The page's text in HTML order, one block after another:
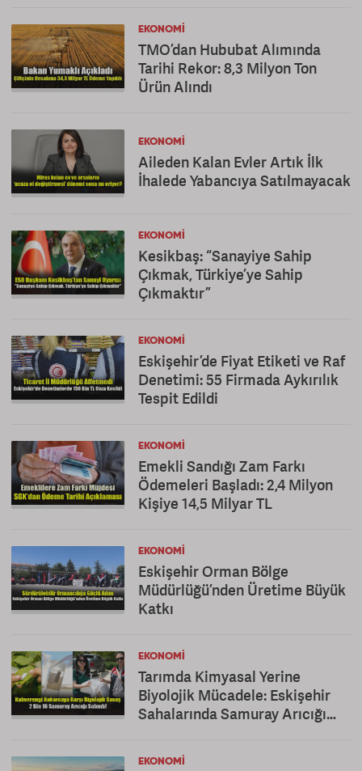
EKONOMI
TMO’dan Hububat Alımında
Tarihi Rekor: 8,3 Milyon Ton
Ürün Alındı
EKONOMI
Aileden Kalan Evler Artık İlk
İhalede Yabancıya Satılmayacak
EKONOMI
Kesikbaş: “Sanayiye Sahip
Çıkmak, Türkiye’ye Sahip
Çıkmaktır”
EKONOMI
Eskişehir’de Fiyat Etiketi ve Raf
Denetimi: 55 Firmada Aykırılık
Tespit Edildi
EKONOMI
Emekli Sandığı Zam Farkı
Ödemeleri Başladı: 2,4 Milyon
Kişiye 14,5 Milyar TL
EKONOMI
Eskişehir Orman Bölge
Müdürlüğü’nden Üretime Büyük
Katkı
EKONOMI
Tarımda Kimyasal Yerine
Biyolojik Mücadele: Eskişehir
Sahalarında Samuray Arıcığı
EKONOMI